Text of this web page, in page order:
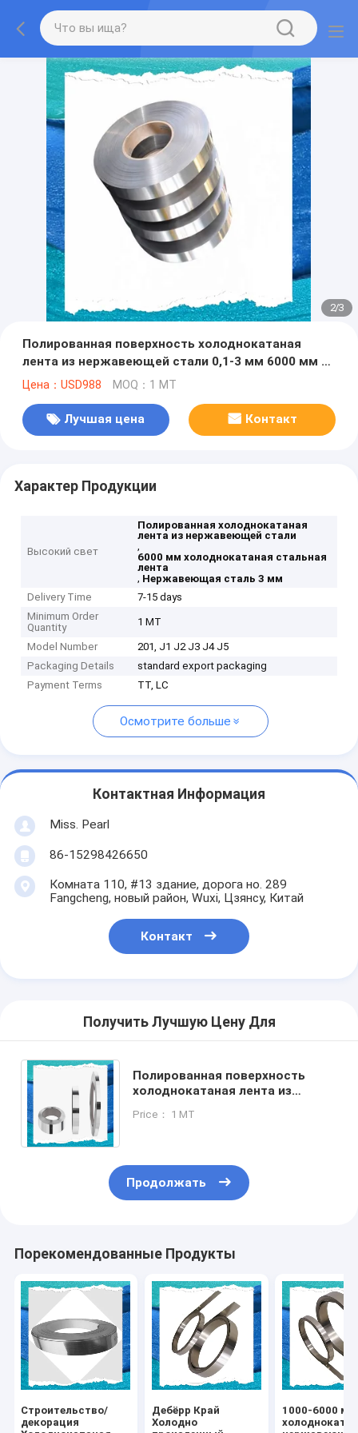
2/3
Полированная поверхность холоднокатаная
лента из нержавеющей стали 0,1-3 мм 6000 мм с
MOQ 1 тонны
Цена：USD988 MOQ：1 MT
Лучшая цена Контакт
Характер Продукции
Высокий свет
Полированная холоднокатаная
лента из нержавеющей стали
,
6000 мм холоднокатаная стальная
лента
, Нержавеющая сталь 3 мм
Delivery Time
7-15 days
Minimum Order
Quantity
1 MT
Model Number
201, J1 J2 J3 J4 J5
Packaging Details
standard export packaging
Payment Terms
TT, LC
Осмотрите больше
Контактная Информация
Miss. Pearl
86-15298426650
Комната 110, #13 здание, дорога но. 289
Fangcheng, новый район, Wuxi, Цзянсу, Китай
Контакт
Получить Лучшую Цену Для
Полированная поверхность
холоднокатаная лента из
6000 мм с MOQ 1 тонны
Price： 1 MT
Продолжать
Порекомендованные Продукты
Строительство/
декорация
Дебёрр Край
Холодно
1000-6000 мм